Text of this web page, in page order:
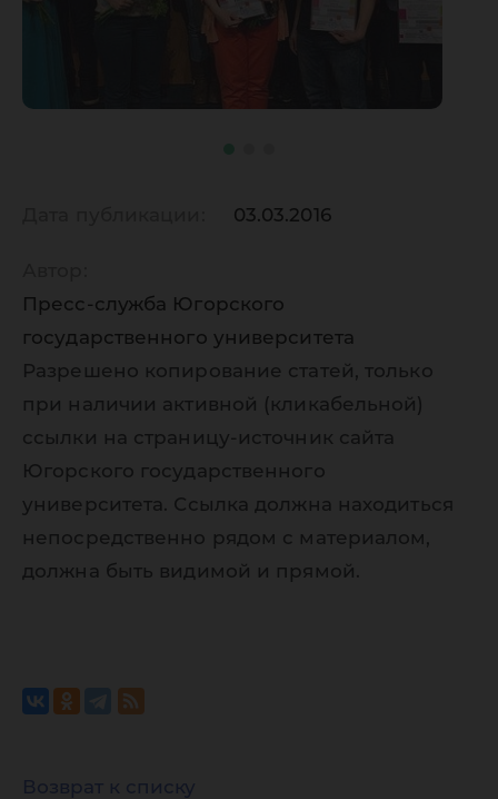
03.03.2016
Пресс-служба Югорского
государственного университета
Разрешено копирование статей, только
при наличии активной (кликабельной)
ссылки на страницу-источник сайта
Югорского государственного
университета. Ссылка должна находиться
непосредственно рядом с материалом,
должна быть видимой и прямой.
Возврат к списку